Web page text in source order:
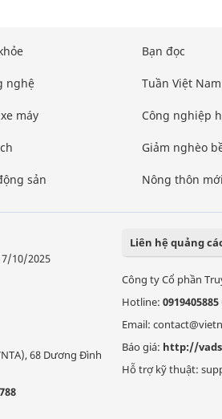
nghệ
máy
sản
Bạn đọc
Tuần Việt Nam
Công nghiệp
Giảm nghèo
Nông thôn mới
10/2025
68 Dương Đình
Liên hệ quảng
Công ty Cổ phần
Hotline:
Email:
Báo giá: http://
Hỗ trợ kỹ thuật: